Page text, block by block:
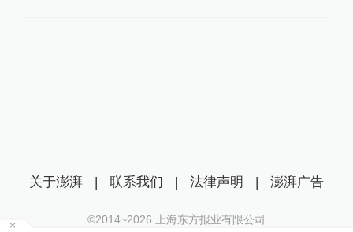
关于澎湃 | 联系我们 | 法律声明 | 澎湃广告
©2014~2026 上海东方报业有限公司